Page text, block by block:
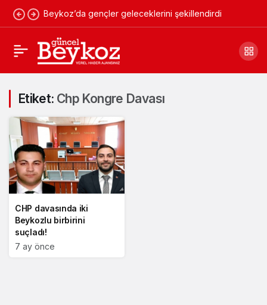
Beykoz’da gençler geleceklerini şekillendirdi
Etiket: Chp Kongre Davası
CHP davasında iki
Beykozlu birbirini
suçladı!
7 ay önce